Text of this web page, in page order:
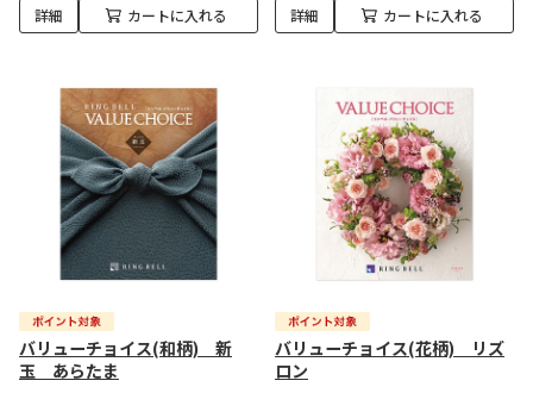
詳細 カートに入れる 詳細 カートに入れる
バリューチョイス(和柄) 新
玉 あらたま
バリューチョイス(花柄) リズ
ロン